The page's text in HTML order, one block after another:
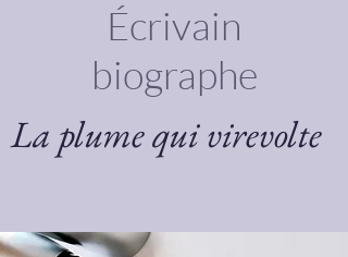
Écrivain
biographe
La plume qui virevolte